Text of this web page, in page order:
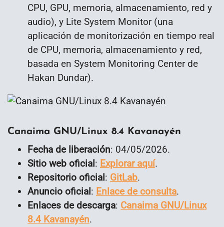
CPU, GPU, memoria, almacenamiento, red y
audio), y Lite System Monitor (una
aplicación de monitorización en tiempo real
de CPU, memoria, almacenamiento y red,
basada en System Monitoring Center de
Hakan Dundar).
Canaima GNU/Linux 8.4 Kavanayén
Fecha de liberación: 04/05/2026.
Sitio web oficial: Explorar aquí.
Repositorio oficial: GitLab.
Anuncio oficial: Enlace de consulta.
Enlaces de descarga: Canaima GNU/Linux
8.4 Kavanayén.